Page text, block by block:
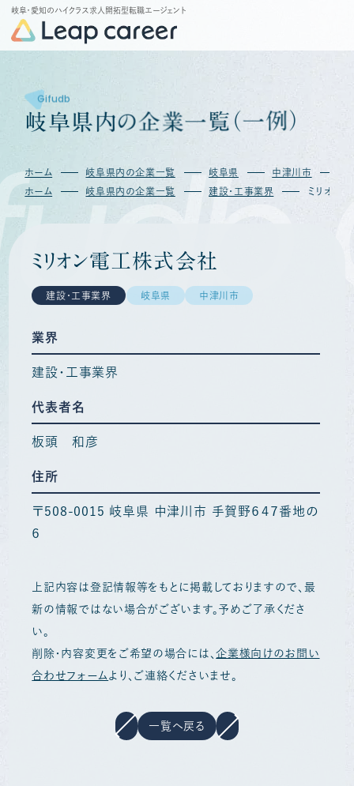
岐阜・愛知のハイクラス求人開拓型転職エージェント
Gifudb
岐阜県内の企業一覧 （一例 ）
ホーム 岐阜県内の企業一覧 岐阜県 中津川市
ホーム
岐阜県内の企業一覧 建設・工事業界 ミリオン
ミリオン電工株式会社
建設・工事業界 岐阜県 中津川市
業界
建設・工事業界
代表者名
板頭 和彦
住所
〒508-0015 岐阜県 中津川市 手賀野６４７番地の
６
上記内容は登記情報等をもとに掲載しておりますので、最
新の情報ではない場合がございます。予めご了承くださ
い。
削除・内容変更をご希望の場合には、企業様向けのお問い
合わせフォーム より、ご連絡くださいませ。
一覧へ戻る